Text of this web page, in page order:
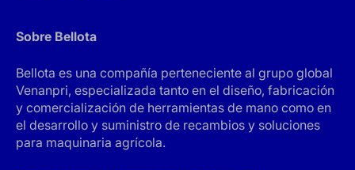
Sobre Bellota
Bellota es una compañía perteneciente al grupo global
Venanpri, especializada tanto en el diseño, fabricación
y comercialización de herramientas de mano como en
el desarrollo y suministro de recambios y soluciones
para maquinaria agrícola.